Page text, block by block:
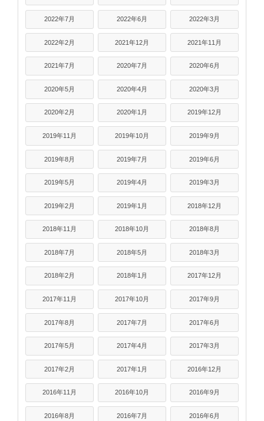
2022年7月 2022年6月 2022年3月
2022年2月 2021年12月 2021年11月
2021年7月 2020年7月 2020年6月
2020年5月 2020年4月 2020年3月
2020年2月 2020年1月 2019年12月
2019年11月 2019年10月 2019年9月
2019年8月 2019年7月 2019年6月
2019年5月 2019年4月 2019年3月
2019年2月 2019年1月 2018年12月
2018年11月 2018年10月 2018年8月
2018年7月 2018年5月 2018年3月
2018年2月 2018年1月 2017年12月
2017年11月 2017年10月 2017年9月
2017年8月 2017年7月 2017年6月
2017年5月 2017年4月 2017年3月
2017年2月 2017年1月 2016年12月
2016年11月 2016年10月 2016年9月
2016年8月 2016年7月 2016年6月